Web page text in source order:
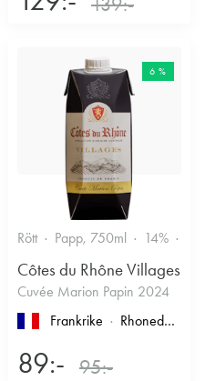
6 %
Rött Papp, 750ml 14%
Côtes du Rhône Villages
Cuvée Marion Papin 2024
Frankrike
Rhonedalen
89:- 95:-